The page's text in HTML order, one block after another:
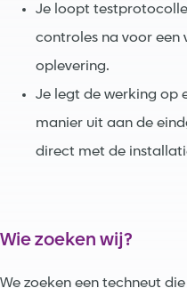
Je loopt
controles na voor een
oplevering.
Je legt de werking op
manier uit aan de
direct met de
Wie zoeken wij?
We zoeken een techneut